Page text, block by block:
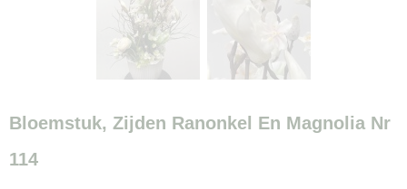
Bloemstuk, Zijden Ranonkel En Magnolia Nr
114